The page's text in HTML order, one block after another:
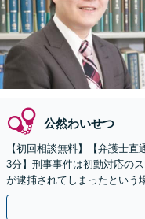
公然わいせつ
【初回相談無料】【弁護士
3分】刑事事件は初動対応の
が逮捕されてしまったという
ワークを活かして迅速に対応